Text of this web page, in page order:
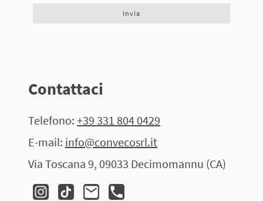
Invia
Contattaci
Telefono: +39 331 804 0429
E-mail: info@convecosrl.it
Via Toscana 9, 09033 Decimomannu (CA)